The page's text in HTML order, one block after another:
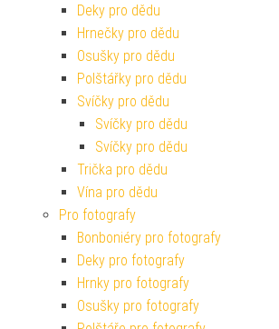
Deky pro dědu
Hrnečky pro dědu
Osušky pro dědu
Polštářky pro dědu
Svíčky pro dědu
Svíčky pro dědu
Svíčky pro dědu
Trička pro dědu
Vína pro dědu
Pro fotografy
Bonboniéry pro fotografy
Deky pro fotografy
Hrnky pro fotografy
Osušky pro fotografy